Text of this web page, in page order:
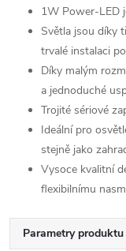
1W Power-LED
Světla jsou díky
trvalé instalaci
Díky malým
a jednoduché
Trojité sériové
Ideální pro
stejně jako
Vysoce kvalitní
flexibilnímu
Parametry produktu